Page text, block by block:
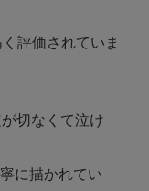
評価されていま
切なくて泣け
に描かれてい